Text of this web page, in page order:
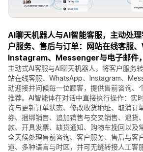
AI聊天机器人与AI智能客服，主动处
户服务、售后与订单：网站在线客服
Instagram、Messenger与电子邮件
主动式AI客服与AI聊天机器人，将客户服务
站在线客服、WhatsApp、Instagram、
动迎接并问候每一位顾客，提供售前咨询、
推荐。AI智能体在对话中直接执行操作：实
询与更新订单状态、修改收货地址、取消订
券、捆绑销售、追加销售与交叉销售、退货
款、开具发票、缺货通知、购物车挽回以及
全天候处理售前咨询、客户服务、售后与客
道、多种语言与时区，并可无缝转接人工客